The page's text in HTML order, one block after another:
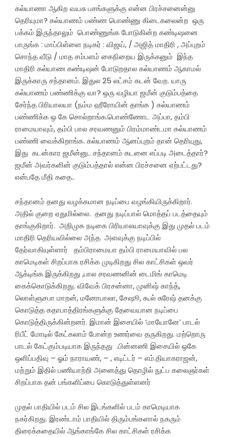
கல்யாணா ஆகிற வயசு பசங்களுக்கு என்ன பிரச்சனைன்னு
தெரியுமா? கல்யாணம் பண்ண பொண்ணு கிடைகலைன்ற ஒரு
பக்கம் இருந்தாலும் பொண்ணுங்க போடுகின்ற கண்டிஷனை
பாருங்க : மாப்பிள்ளை நடிகர் : விஜய், / அஜித் மாதிரி , அப்புறம்
சொந்த வீடு / மாத சம்பளம் கைநிறைய இருக்கனும் இந்த
மாதிரி கல்யாண கண்டிஷன் போடுறதால கல்யாணம் ஆகாமல்
இருக்காரு சந்தானம். இதுல 25 லட்சம் கடன் வேற. யாரு
கல்யாணம் பண்ணிக்கு வா? ஒரு வழியா ஜமீன் குடும்பத்தை
சேர்ந்த பிரியாலயா (நம்ம ஹீரோயின் தாங்க ) கல்யாணம்
பண்ணிக்க ஒ கே சொல்றாங்க.பொண்ணோட அப்பா, தம்பி
ராமையாவும், தம்பி பால சரவணனும் பிரம்மாண்டமா கல்யாணம்
பண்ணி வைக்கிறாங்க. கல்யாணம் ஆனப்புறம் தான் தெரியுது,
இது கடன்கார ஜமீன்னு.. சந்தானம் கடனை எப்படி அடைத்தார்?
ஜமீன் அவர்களின் குடும்பத்தால் என்ன பிரச்சனை ஏற்பட்டது?
என்பதே மீதி கதை..
சந்தானம் தனது வழக்கமான நடிப்பை வழங்கியிருக்கிறார்.
அதில் குறை ஏதுமில்லை. தனது நடிப்பால் மொத்தப் படத்தையும்
தாங்குகிறார். அறிமுக நடிகை பிரியாலயாவுக்கு இது முதல் படம்
மாதிரி தெரியவில்லை அந்த அளவுக்கு நடிப்பில்
தேர்வாகியுள்ளார் தம்பிராமையா தம்பி ராமையாவில் பல
காமெடிகள் சிறப்பாக ரசிக்க முடிகிறது சில காட்சிகள் ஒவர்
ஆக்டிங்க இருக்கிறது ,பால சரவணனின் டைமிங் காமெடி
கைக்கொடுக்கிறது. விவேக் பிரசன்னா, முனிஷ் காந்த்,
லொள்ளுசபா மாறன், மனோபாலா, சேஷூ, கூல் சுரேஷ் தனக்கு
கொடுத்த கதாபாத்திரங்களுக்கு தேவையான நடிப்பை
கொடுத்திருக்கின்றனர். இமான் இசையில் ‘மாயோனே’ பாடல்
ரிபீட் மோடில் கேட்கலாம் போன்ற உணர்வை தருகிறது. மற்றொரு
பாடல் கேட்கும்படியாக இருந்தது .பின்னணி இசையில் ஒகே
ஒளிப்பதிவு – ஓம் நாராயண், – , எடிட்டர் – எம்.தியாகராஜன்,
மற்றும் இதில் பணியாற்றி அனைத்து தொழில் நுட்ப கலைஞர்கள்
சிறப்பாக தன் பங்களிப்பை கொடுத்துள்ளனர்
முதல் பாதியில் படம் சில இடங்களில் படம் காமெடியாக
நகர்கிறது. இரண்டாம் பாதியில் திரும்பங்களால் நகரும்
திரைக்கதையில் ஆங்காங்கே சில காட்சிகள் ரசிக்க